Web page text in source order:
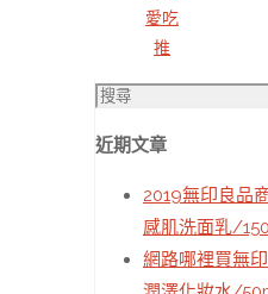
愛吃
推
搜
近期文章
2019無印良品
感肌洗面乳/
網路哪裡買無